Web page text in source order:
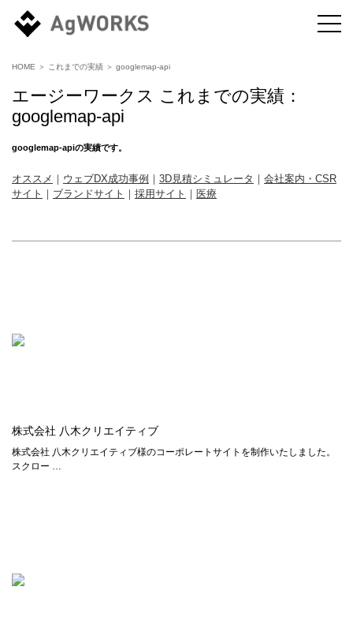
HOME ＞ これまでの実績 ＞ googlemap-api
エージーワークス これまでの実績：
googlemap-api
googlemap-apiの実績です。
オススメ ｜ ウェブDX成功事例 ｜ 3D見積シミュレータ ｜ 会社案内・CSR
サイト ｜ ブランドサイト ｜ 採用サイト ｜ 医療
株式会社 八木クリエイティブ
株式会社 八木クリエイティブ様のコーポレートサイトを制作いたしました。
スクロー …